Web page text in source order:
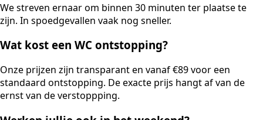
We streven ernaar om binnen 30 minuten ter plaatse te
zijn. In spoedgevallen vaak nog sneller.
Wat kost een WC ontstopping?
Onze prijzen zijn transparant en vanaf €89 voor een
standaard ontstopping. De exacte prijs hangt af van de
ernst van de verstoppping.